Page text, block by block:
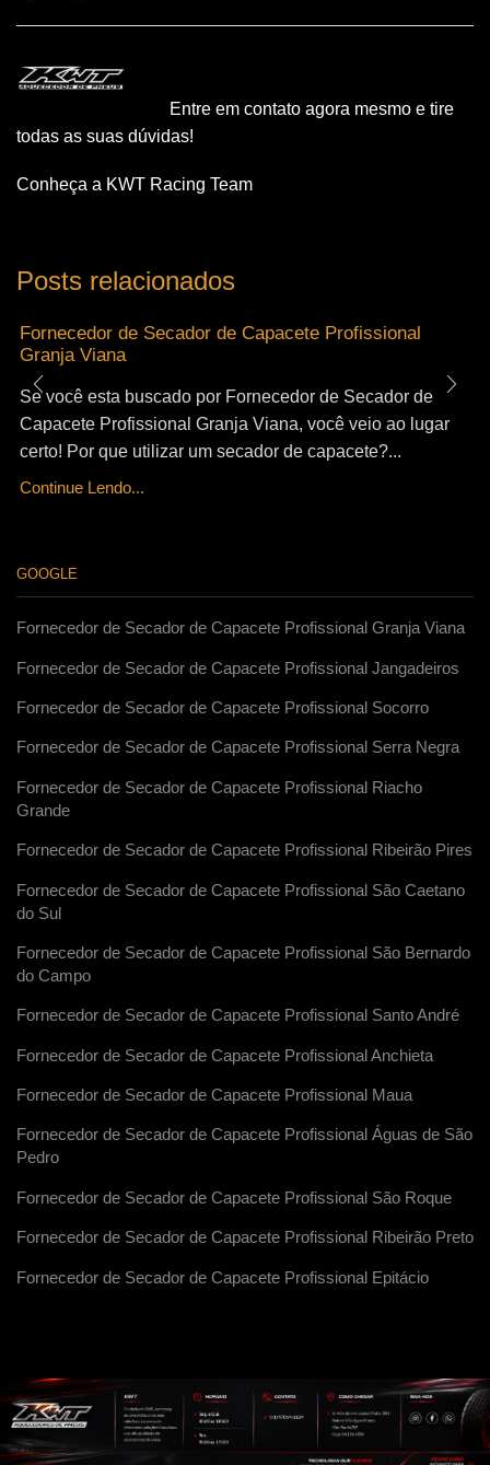
Entre em contato agora mesmo e tire
todas as suas dúvidas!
Conheça a KWT Racing Team
Posts relacionados
Fornecedor de Secador de Capacete Profissional
Granja Viana
Se você esta buscado por Fornecedor de Secador de
Capacete Profissional Granja Viana, você veio ao lugar
certo! Por que utilizar um secador de capacete?...
Continue Lendo...
GOOGLE
Fornecedor de Secador de Capacete Profissional Granja Viana
Fornecedor de Secador de Capacete Profissional Jangadeiros
Fornecedor de Secador de Capacete Profissional Socorro
Fornecedor de Secador de Capacete Profissional Serra Negra
Fornecedor de Secador de Capacete Profissional Riacho
Grande
Fornecedor de Secador de Capacete Profissional Ribeirão Pires
Fornecedor de Secador de Capacete Profissional São Caetano
do Sul
Fornecedor de Secador de Capacete Profissional São Bernardo
do Campo
Fornecedor de Secador de Capacete Profissional Santo André
Fornecedor de Secador de Capacete Profissional Anchieta
Fornecedor de Secador de Capacete Profissional Maua
Fornecedor de Secador de Capacete Profissional Águas de São
Pedro
Fornecedor de Secador de Capacete Profissional São Roque
Fornecedor de Secador de Capacete Profissional Ribeirão Preto
Fornecedor de Secador de Capacete Profissional Epitácio